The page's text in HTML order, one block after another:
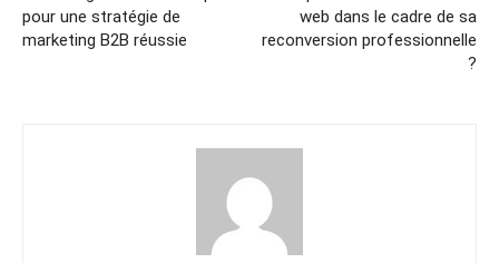
pour une stratégie de
marketing B2B réussie
web dans le cadre de sa
reconversion professionnelle
?